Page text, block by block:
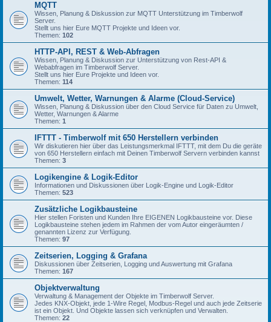
MQTT
Wissen, Planung & Diskussion zur MQTT Unterstützung im Timberwolf
Server.
Stellt uns hier Eure MQTT Projekte und Ideen vor.
Themen: 102
HTTP-API, REST & Web-Abfragen
Wissen, Planung & Diskussion zur Unterstützung von Rest-API &
Webabfragen im Timberwolf Server.
Stellt uns hier Eure Projekte und Ideen vor.
Themen: 114
Umwelt, Wetter, Warnungen & Alarme (Cloud-Service)
Wissen, Planung & Diskussion über den Cloud Service für Daten zu Umwelt,
Wetter, Warnungen & Alarme
Themen: 1
IFTTT - Timberwolf mit 650 Herstellern verbinden
Wir diskutieren hier über das Leistungsmerkmal IFTTT, mit dem Du die geräte
von 650 Herstellern einfach mit Deinen Timberwolf Servern verbinden kannst
Themen: 3
Logikengine & Logik-Editor
Informationen und Diskussionen über Logik-Engine und Logik-Editor
Themen: 523
Zusätzliche Logikbausteine
Hier stellen Foristen und Kunden Ihre EIGENEN Logikbausteine vor. Diese
Logikbausteine stehen jedem im Rahmen der vom Autor eingeräumten /
genannten Lizenz zur Verfügung.
Themen: 97
Zeitserien, Logging & Grafana
Diskussionen über Zeitserien, Logging und Auswertung mit Grafana
Themen: 167
Objektverwaltung
Verwaltung & Management der Objekte im Timberwolf Server.
Jedes KNX-Objekt, jede 1-Wire Regel, Modbus-Regel und auch jede Zeitserie
ist ein Objekt. Und Objekte lassen sich verknüpfen und Verwalten.
Themen: 22